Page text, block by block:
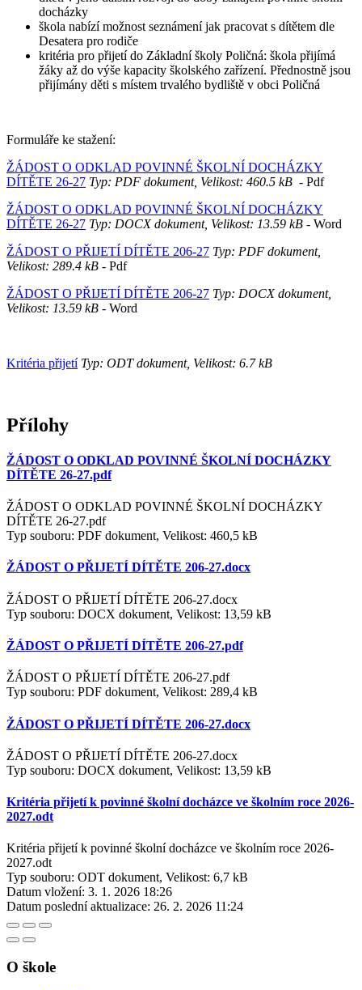
docházky
škola nabízí možnost seznámení jak pracovat s dítětem dle
Desatera pro rodiče
kritéria pro přijetí do Základní školy Poličná: škola přijímá
žáky až do výše kapacity školského zařízení. Přednostně jsou
přijímány děti s místem trvalého bydliště v obci Poličná
Formuláře ke stažení:
ŽÁDOST O ODKLAD POVINNÉ ŠKOLNÍ DOCHÁZKY
DÍTĚTE 26-27 Typ: PDF dokument, Velikost: 460.5 kB - Pdf
ŽÁDOST O ODKLAD POVINNÉ ŠKOLNÍ DOCHÁZKY
DÍTĚTE 26-27 Typ: DOCX dokument, Velikost: 13.59 kB - Word
ŽÁDOST O PŘIJETÍ DÍTĚTE 206-27 Typ: PDF dokument,
Velikost: 289.4 kB - Pdf
ŽÁDOST O PŘIJETÍ DÍTĚTE 206-27 Typ: DOCX dokument,
Velikost: 13.59 kB - Word
Kritéria přijetíTyp: ODT dokument, Velikost: 6.7 kB
Přílohy
ŽÁDOST O ODKLAD POVINNÉ ŠKOLNÍ DOCHÁZKY
DÍTĚTE 26-27.pdf
ŽÁDOST O ODKLAD POVINNÉ ŠKOLNÍ DOCHÁZKY
DÍTĚTE 26-27.pdf
Typ souboru: PDF dokument, Velikost: 460,5 kB
ŽÁDOST O PŘIJETÍ DÍTĚTE 206-27.docx
ŽÁDOST O PŘIJETÍ DÍTĚTE 206-27.docx
Typ souboru: DOCX dokument, Velikost: 13,59 kB
ŽÁDOST O PŘIJETÍ DÍTĚTE 206-27.pdf
ŽÁDOST O PŘIJETÍ DÍTĚTE 206-27.pdf
Typ souboru: PDF dokument, Velikost: 289,4 kB
ŽÁDOST O PŘIJETÍ DÍTĚTE 206-27.docx
ŽÁDOST O PŘIJETÍ DÍTĚTE 206-27.docx
Typ souboru: DOCX dokument, Velikost: 13,59 kB
Kritéria přijetí k povinné školní docházce ve školním roce 2026-
2027.odt
Kritéria přijetí k povinné školní docházce ve školním roce 2026-
2027.odt
Typ souboru: ODT dokument, Velikost: 6,7 kB
Datum vložení: 3. 1. 2026 18:26
Datum poslední aktualizace: 26. 2. 2026 11:24
O škole